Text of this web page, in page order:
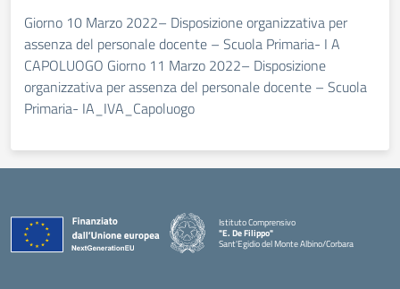
Giorno 10 Marzo 2022– Disposizione organizzativa per
assenza del personale docente – Scuola Primaria- I A
CAPOLUOGO Giorno 11 Marzo 2022– Disposizione
organizzativa per assenza del personale docente – Scuola
Primaria- IA_IVA_Capoluogo
Istituto Comprensivo
"E. De Filippo"
Sant'Egidio del Monte Albino/Corbara